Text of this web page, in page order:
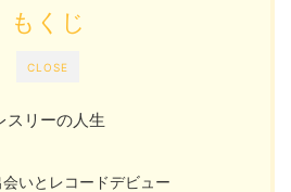
CLOSE
もくじ
スリーの人生
会いとレコードデビュー